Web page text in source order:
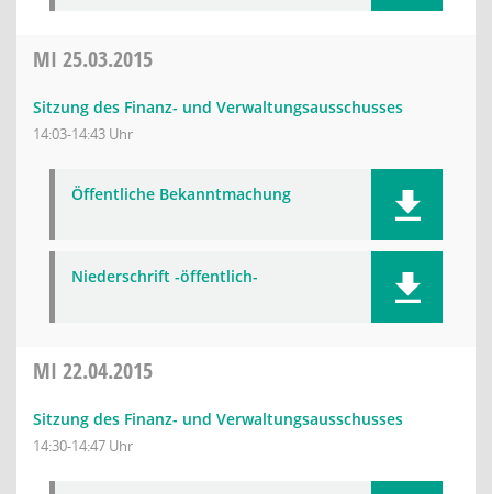
MI 25.03.2015
Sitzung des Finanz- und Verwaltungsausschusses
14:03-14:43 Uhr
Öffentliche Bekanntmachung
Niederschrift -öffentlich-
MI 22.04.2015
Sitzung des Finanz- und Verwaltungsausschusses
14:30-14:47 Uhr